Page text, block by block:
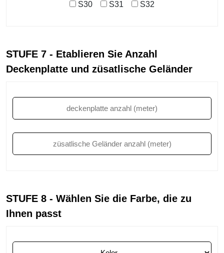
S30
S31 S32
STUFE 7 - Etablieren Sie Anzahl
Deckenplatte und züsatlische Geländer
STUFE 8 - Wählen Sie die Farbe, die zu
Ihnen passt